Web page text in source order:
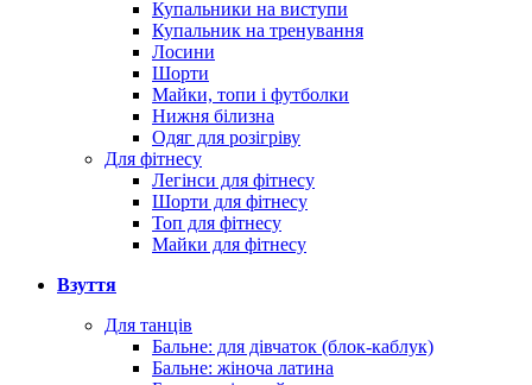
Купальники на виступи
Купальник на тренування
Лосини
Шорти
Майки, топи і футболки
Нижня білизна
Одяг для розігріву
Для фітнесу
Легінси для фітнесу
Шорти для фітнесу
Топ для фітнесу
Майки для фітнесу
Взуття
Для танців
Бальне: для дівчаток (блок-каблук)
Бальне: жіноча латина